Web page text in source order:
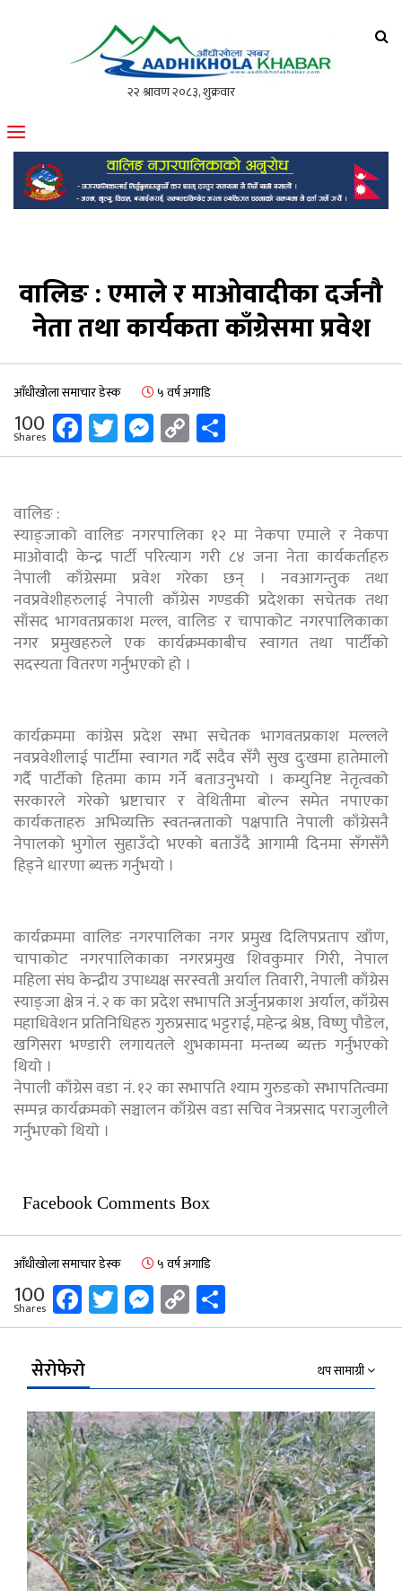
मोफसलकै लोकप्रिय अनलाइन पत्रिका
वालिङ : एमाले र माओवादीका दर्जनौ
नेता तथा कार्यकता काँग्रेसमा प्रवेश
आँधीखोला समाचार डेस्क ५ वर्ष अगाडि
100
Shares Facebook
Twitter
Messenger
Copy
Link
वालिङ :
स्याङ्जाको वालिङ नगरपालिका १२ मा नेकपा एमाले र नेकपा
माओवादी केन्द्र पार्टी परित्याग गरी ८४ जना नेता कार्यकर्ताहरु
नेपाली काँग्रेसमा प्रवेश गरेका छन् । नवआगन्तुक तथा
नवप्रवेशीहरुलाई नेपाली काँग्रेस गण्डकी प्रदेशका सचेतक तथा
साँसद भागवतप्रकाश मल्ल, वालिङ र चापाकोट नगरपालिकाका
नगर प्रमुखहरुले एक कार्यक्रमकाबीच स्वागत तथा पार्टीको
सदस्यता वितरण गर्नुभएको हो ।
कार्यक्रममा कांग्रेस प्रदेश सभा सचेतक भागवतप्रकाश मल्लले
नवप्रवेशीलाई पार्टीमा स्वागत गर्दै सदैव सँगै सुख दुःखमा हातेमालो
गर्दै पार्टीको हितमा काम गर्ने बताउनुभयो । कम्युनिष्ट नेतृत्वको
सरकारले गरेको भ्रष्टाचार र वेथितीमा बोल्न समेत नपाएका
कार्यकताहरु अभिव्यक्ति स्वतन्त्रताको पक्षपाति नेपाली काँग्रेसनै
नेपालको भुगोल सुहाउँदो भएको बताउँदै आगामी दिनमा सँगसँगै
हिड्ने धारणा ब्यक्त गर्नुभयो ।
कार्यक्रममा वालिङ नगरपालिका नगर प्रमुख दिलिपप्रताप खाँण,
चापाकोट नगरपालिकाका नगरप्रमुख शिवकुमार गिरी, नेपाल
महिला संघ केन्द्रीय उपाध्यक्ष सरस्वती अर्याल तिवारी, नेपाली काँग्रेस
स्याङ्जा क्षेत्र नं. २ क का प्रदेश सभापति अर्जुनप्रकाश अर्याल, काँग्रेस
महाधिवेशन प्रतिनिधिहरु गुरुप्रसाद भट्टराई, महेन्द्र श्रेष्ठ, विष्णु पौडेल,
खगिसरा भण्डारी लगायतले शुभकामना मन्तब्य ब्यक्त गर्नुभएको
थियो ।
नेपाली काँग्रेस वडा नं. १२ का सभापति श्याम गुरुङको सभापतित्वमा
सम्पन्न कार्यक्रमको सञ्चालन काँग्रेस वडा सचिव नेत्रप्रसाद पराजुलीले
गर्नुभएको थियो ।
Facebook Comments Box
आँधीखोला समाचार डेस्क ५ वर्ष अगाडि
100
Shares Facebook
Twitter
Messenger
Copy
Link
सेरोफेरो थप सामाग्री